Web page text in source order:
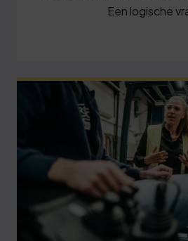
Een logische